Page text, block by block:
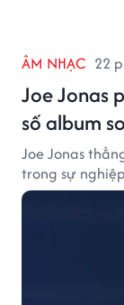
ÂM NHẠC 22
Joe Jonas
số album
Joe Jonas
trong sự